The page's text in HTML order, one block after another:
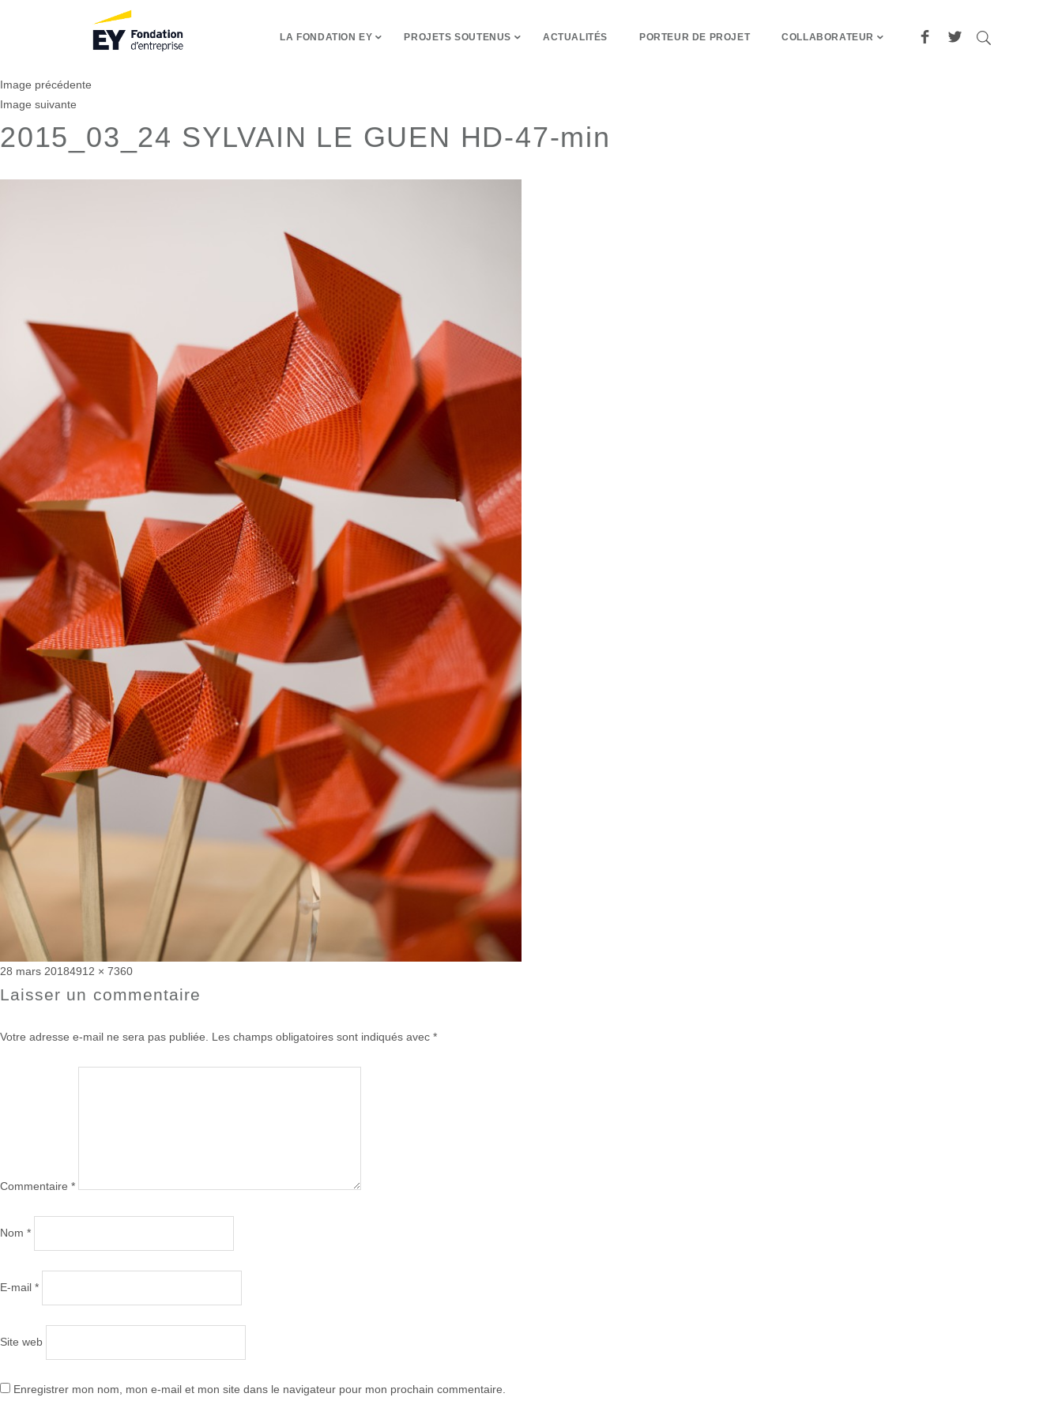
LA FONDATION EY PROJETS SOUTENUS ACTUALITÉS PORTEUR DE PROJET COLLABORATEUR
Image précédente
Image suivante
2015_03_24 SYLVAIN LE GUEN HD-47-min
Publié
le
28 mars 2018Taille
réelle
4912 × 7360
Laisser un commentaire
Votre adresse e-mail ne sera pas publiée. Les champs obligatoires sont indiqués avec *
Commentaire *
Nom *
E-mail *
Site web
Enregistrer mon nom, mon e-mail et mon site dans le navigateur pour mon prochain commentaire.